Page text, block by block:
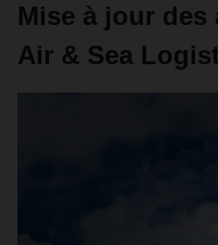
Mise à jour des
Air & Sea